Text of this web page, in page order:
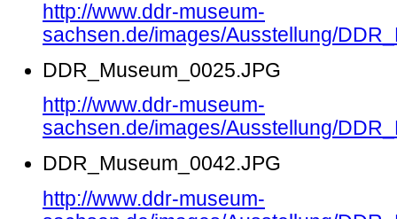
http://www.ddr-museum-
sachsen.de/images/Ausstellung/
DDR_Museum_0025.JPG
http://www.ddr-museum-
sachsen.de/images/Ausstellung/
DDR_Museum_0042.JPG
http://www.ddr-museum-